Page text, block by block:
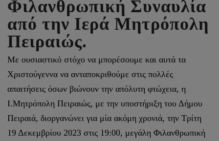
Φιλανθρωπική Συναυλία
από την Ιερά Μητρόπολη
Πειραιώς.
Με ουσιαστικό στόχο να μπορέσουμε και αυτά τα
Χριστούγεννα να ανταποκριθούμε στις πολλές
απαιτήσεις όσων βιώνουν την απόλυτη φτώχεια, η
Ι.Μητρόπολη Πειραιώς, με την υποστήριξη του Δήμου
Πειραιά, διοργανώνει για μία ακόμη χρονιά, την Τρίτη
19 Δεκεμβρίου 2023 στις 19:00, μεγάλη Φιλανθρωπική